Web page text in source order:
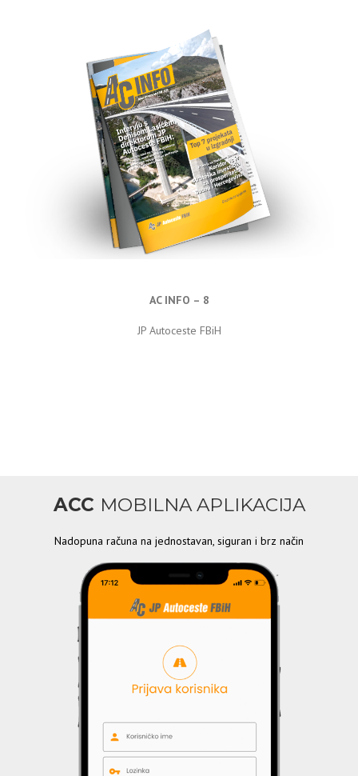
AC INFO – 8
JP Autoceste FBiH
ACC MOBILNA APLIKACIJA
Nadopuna računa na jednostavan, siguran i brz način